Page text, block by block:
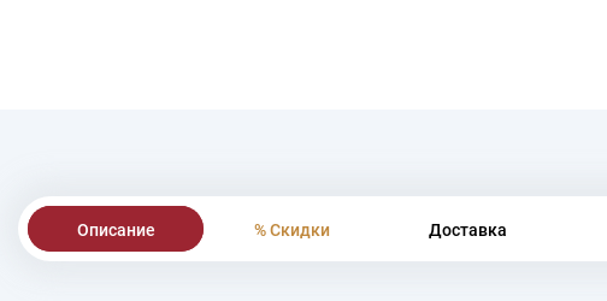
Описание % Скидки Доставка